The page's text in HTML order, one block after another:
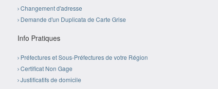
Changement d'adresse
Demande d'un Duplicata de Carte Grise
Info Pratiques
Préfectures et Sous-Préfectures de votre Région
Certificat Non Gage
Justificatifs de domicile